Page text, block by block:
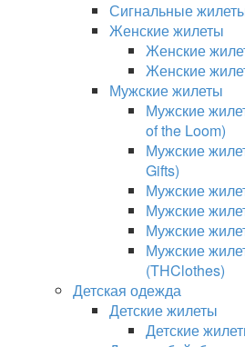
Сигнальные
Женские жилеты
Женские
Женские
Мужские жилеты
Мужские
of the Loom)
Мужские
Gifts)
Мужские
Мужские
Мужские
Мужские
(THClothes)
Детская одежда
Детские жилеты
Детские